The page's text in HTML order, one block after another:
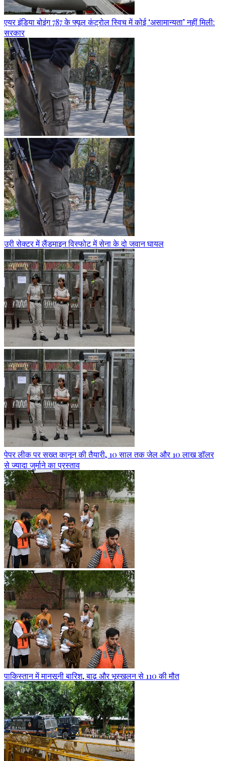
एयर इंडिया बोइंग 787 के फ्यूल कंट्रोल स्विच में कोई ‘असामान्यता’ नहीं मिली:
सरकार
उरी सेक्टर में लैंडमाइन विस्फोट में सेना के दो जवान घायल
पेपर लीक पर सख्त कानून की तैयारी, 10 साल तक जेल और 10 लाख डॉलर
से ज्यादा जुर्माने का प्रस्ताव
पाकिस्तान में मानसूनी बारिश, बाढ़ और भूस्खलन से 110 की मौत